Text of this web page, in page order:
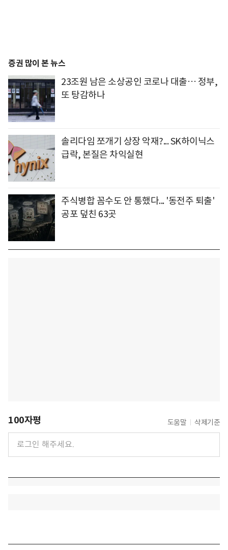
증권 많이 본 뉴스
23조원 남은 소상공인 코로나 대출… 정부,
또 탕감하나
솔리다임 쪼개기 상장 악재?... SK하이닉스
급락, 본질은 차익실현
주식병합 꼼수도 안 통했다... '동전주 퇴출'
공포 덮친 63곳
100자평 도움말 삭제기준